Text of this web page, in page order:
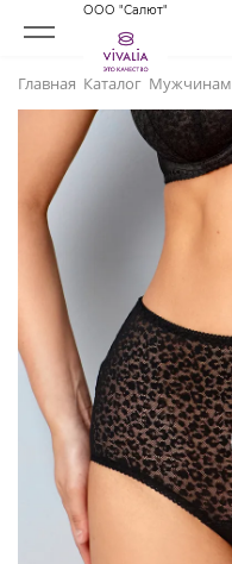
ООО "Салют"
Главная Каталог Мужчинам